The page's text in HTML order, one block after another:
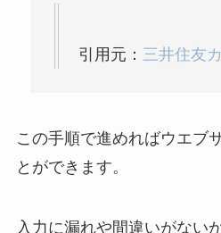
引用元： 三井住友
この手順で進めればウエブ
とができます。
入力に漏れや間違いがない